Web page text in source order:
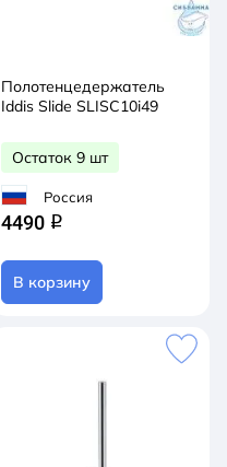
Полотенцедержатель
Iddis Slide SLISC10i49
Остаток 9 шт
Россия
4490 q
В корзину